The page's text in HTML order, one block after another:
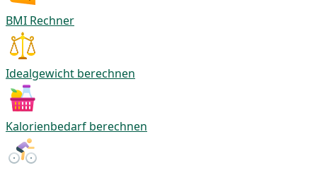
BMI Rechner
Idealgewicht berechnen
Kalorienbedarf berechnen